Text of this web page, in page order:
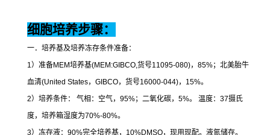
细胞培养步骤：
一．培养基及培养冻存条件准备：
1 ）准备MEM培养基(MEM:GIBCO, 货号11095-080)， 85%；北美胎牛
血清(United States， GIBCO，货号16000-044)， 15%。
2）培养条件： 气相：空气， 95%；二氧化碳， 5%。 温度： 37摄氏
度，培养箱湿度为70%-80%。
3）冻存液： 90%完全培养基， 10%DMSO，现用现配。液氮储存。